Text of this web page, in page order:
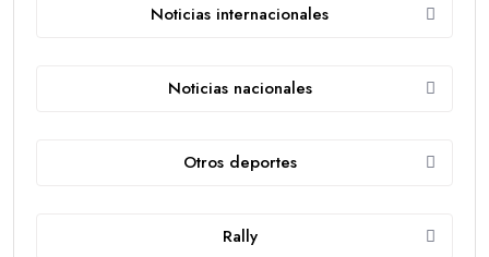
Noticias internacionales
Noticias nacionales
Otros deportes
Rally